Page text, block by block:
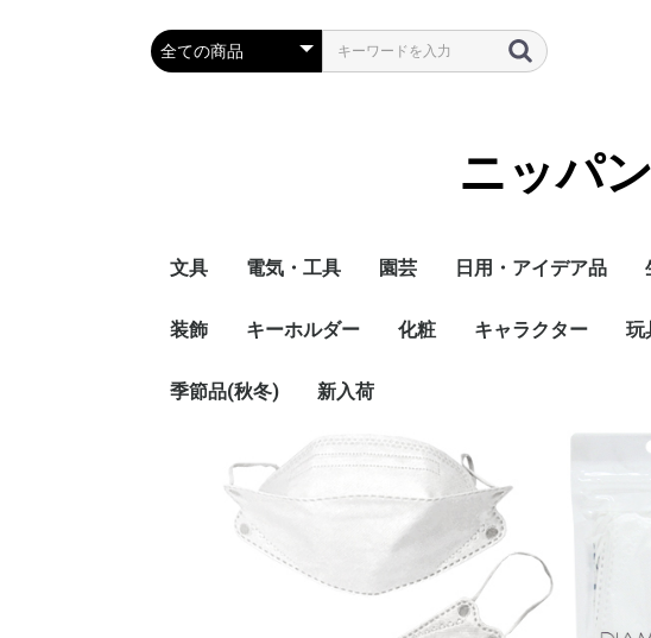
ニッパ
文具 電気・工具 園芸 日用・アイデア品
装飾 キーホルダー 化粧 キャラクター 玩
季節品(秋冬) 新入荷